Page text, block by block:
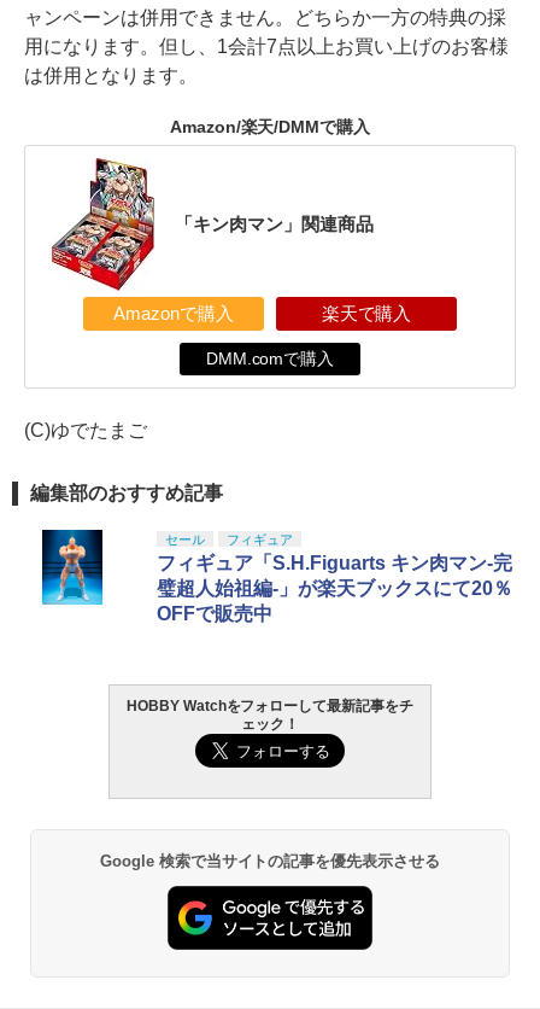
ャンペーンは併用できません。どちらか一方の特典の採
用になります。但し、1会計7点以上お買い上げのお客様
は併用となります。
Amazon/楽天/DMMで購入
「キン肉マン」関連商品
Amazonで購入 楽天で購入
DMM.comで購入
(C)ゆでたまご
編集部のおすすめ記事
セール フィギュア
フィギュア「S.H.Figuarts キン肉マン-完
璧超人始祖編-」が楽天ブックスにて20％
OFFで販売中
HOBBY Watchをフォローして最新記事をチ
ェック！
Google 検索で当サイトの記事を優先表示させる